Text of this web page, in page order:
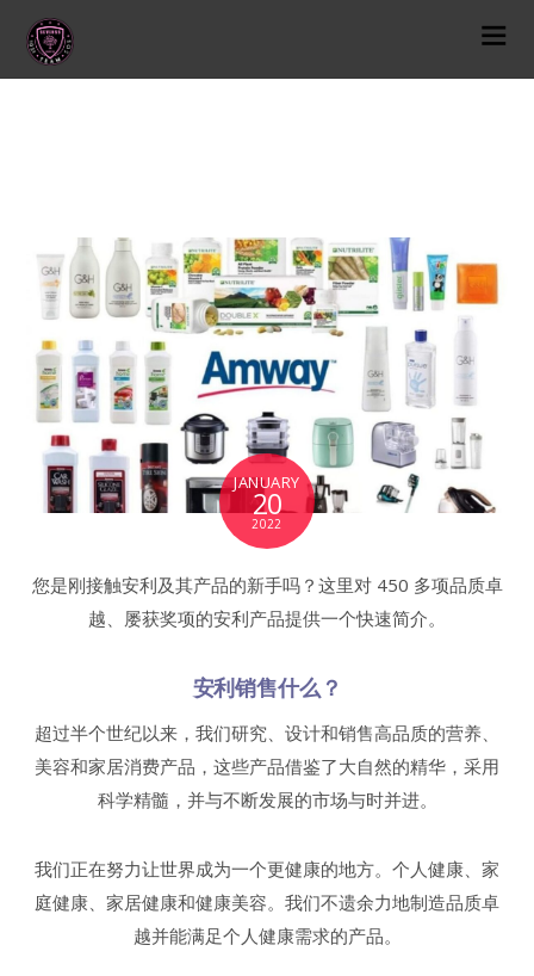
JANUARY
20
2022
您是刚接触安利及其产品的新手吗？这里对 450 多项品质卓
越、屡获奖项的安利产品提供一个快速简介。
安利销售什么？
超过半个世纪以来，我们研究、设计和销售高品质的营养、
美容和家居消费产品，这些产品借鉴了大自然的精华，采用
科学精髓，并与不断发展的市场与时并进。
我们正在努力让世界成为一个更健康的地方。个人健康、家
庭健康、家居健康和健康美容。我们不遗余力地制造品质卓
越并能满足个人健康需求的产品。